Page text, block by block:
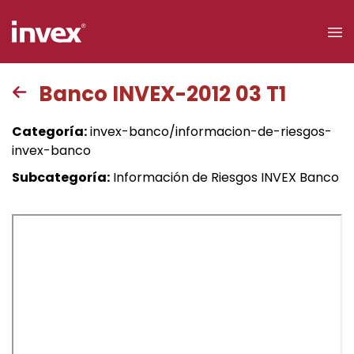
Acceso a
clientes
Buscar
Banco INVEX-2012 03 T1
Categoría:invex-banco/informacion-de-riesgos-
invex-banco
Subcategoría: Información de Riesgos INVEX Banco